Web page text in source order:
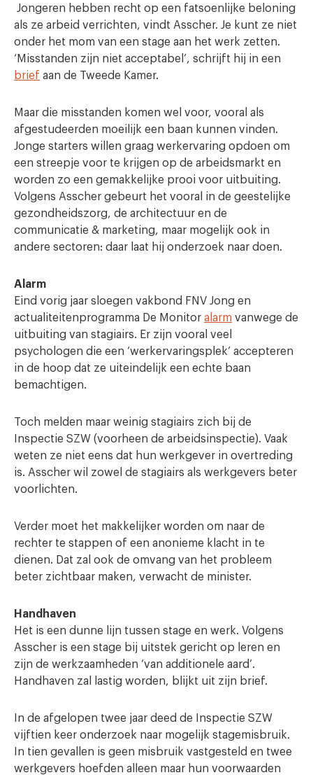
Jongeren hebben recht op een fatsoenlijke beloning
als ze arbeid verrichten, vindt Asscher. Je kunt ze niet
onder het mom van een stage aan het werk zetten.
‘Misstanden zijn niet acceptabel’, schrijft hij in een
brief aan de Tweede Kamer.
Maar die misstanden komen wel voor, vooral als
afgestudeerden moeilijk een baan kunnen vinden.
Jonge starters willen graag werkervaring opdoen om
een streepje voor te krijgen op de arbeidsmarkt en
worden zo een gemakkelijke prooi voor uitbuiting.
Volgens Asscher gebeurt het vooral in de geestelijke
gezondheidszorg, de architectuur en de
communicatie & marketing, maar mogelijk ook in
andere sectoren: daar laat hij onderzoek naar doen.
Alarm
Eind vorig jaar sloegen vakbond FNV Jong en
actualiteitenprogramma De Monitor alarm vanwege de
uitbuiting van stagiairs. Er zijn vooral veel
psychologen die een ‘werkervaringsplek’ accepteren
in de hoop dat ze uiteindelijk een echte baan
bemachtigen.
Toch melden maar weinig stagiairs zich bij de
Inspectie SZW (voorheen de arbeidsinspectie). Vaak
weten ze niet eens dat hun werkgever in overtreding
is. Asscher wil zowel de stagiairs als werkgevers beter
voorlichten.
Verder moet het makkelijker worden om naar de
rechter te stappen of een anonieme klacht in te
dienen. Dat zal ook de omvang van het probleem
beter zichtbaar maken, verwacht de minister.
Handhaven
Het is een dunne lijn tussen stage en werk. Volgens
Asscher is een stage bij uitstek gericht op leren en
zijn de werkzaamheden ‘van additionele aard’.
Handhaven zal lastig worden, blijkt uit zijn brief.
In de afgelopen twee jaar deed de Inspectie SZW
vijftien keer onderzoek naar mogelijk stagemisbruik.
In tien gevallen is geen misbruik vastgesteld en twee
werkgevers hoefden alleen maar hun voorwaarden